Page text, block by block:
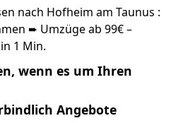
nach Hofheim am Taunus :
➨ Umzüge ab 99€ –
1 Min.
wenn es um Ihren
Angebote